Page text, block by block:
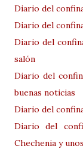
Diario del
Diario del
Diario del
salón
Diario del
buenas noticias
Diario del
Diario del
Chechenia y